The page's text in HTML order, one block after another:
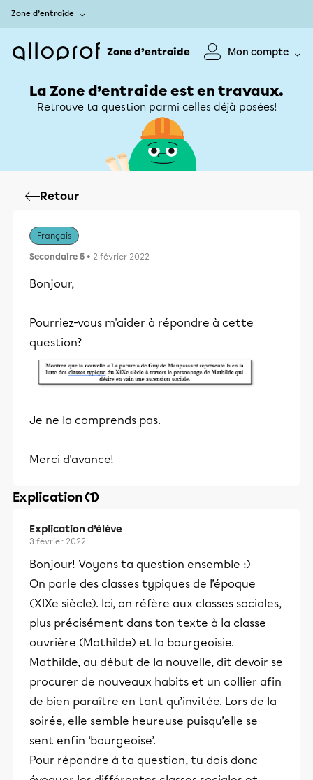
Zone d’entraide
Zone d’entraide Mon compte
La Zone d’entraide est en travaux.
Retrouve ta question parmi celles déjà posées!
Retour
Français
Secondaire 5 • 2 février 2022
Bonjour,
Pourriez-vous m'aider à répondre à cette
question?
Je ne la comprends pas.
Merci d'avance!
Explication (1)
Explication d’élève
3 février 2022
Bonjour! Voyons ta question ensemble :)
On parle des classes typiques de l’époque
(XIXe siècle). Ici, on réfère aux classes sociales,
plus précisément dans ton texte à la classe
ouvrière (Mathilde) et la bourgeoisie.
Mathilde, au début de la nouvelle, dit devoir se
procurer de nouveaux habits et un collier afin
de bien paraître en tant qu’invitée. Lors de la
soirée, elle semble heureuse puisqu’elle se
sent enfin ‘bourgeoise’.
Pour répondre à ta question, tu dois donc